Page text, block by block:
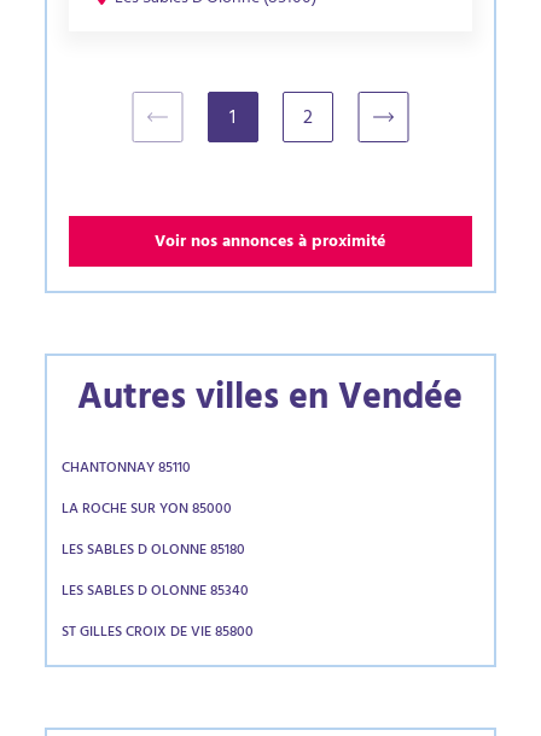
1(current)2
Voir nos annonces à proximité
Autres villes en Vendée
CHANTONNAY 85110
LA ROCHE SUR YON 85000
LES SABLES D OLONNE 85180
LES SABLES D OLONNE 85340
ST GILLES CROIX DE VIE 85800